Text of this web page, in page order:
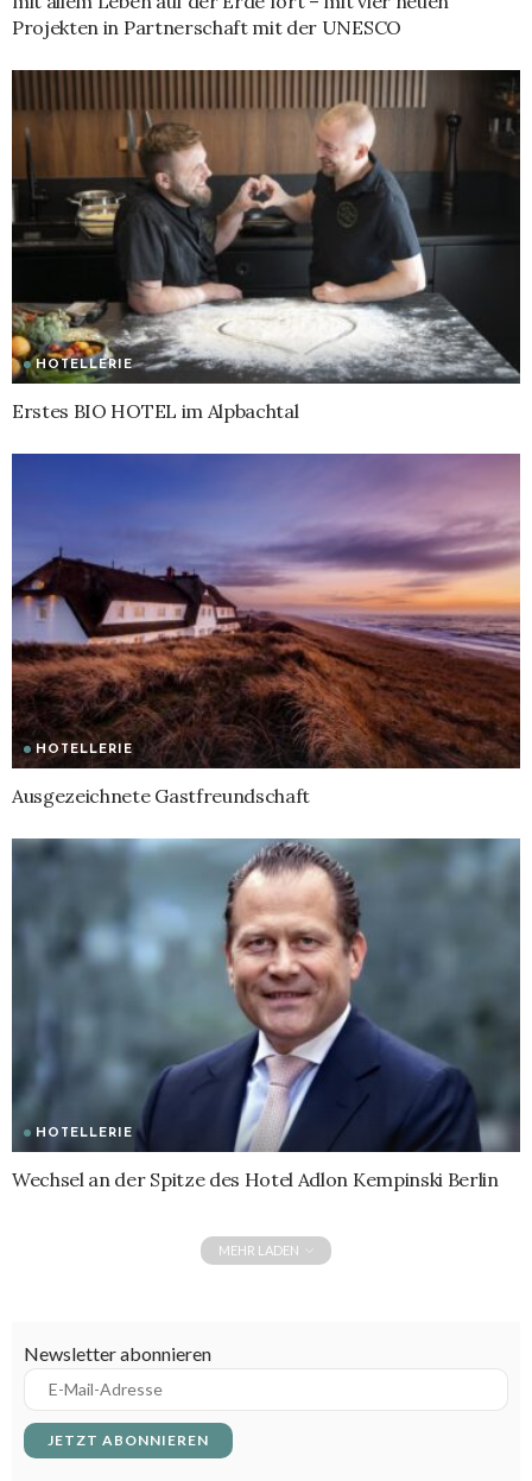
Projekten in Partnerschaft mit der UNESCO
HOTELLERIE
Erstes BIO HOTEL im Alpbachtal
HOTELLERIE
Ausgezeichnete Gastfreundschaft
HOTELLERIE
Wechsel an der Spitze des Hotel Adlon Kempinski Berlin
MEHR LADEN
Newsletter abonnieren